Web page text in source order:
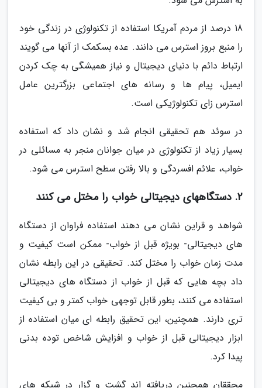
18 درصد از مردم آمریکا استفاده از تکنولوژی در زندگی خود
را منبع بروز استرس می دانند. عده بسکمک از آنها می گویند
ارتباط دائم با دنیای دیجیتال و نیاز همیشگی به چک کردن
ایمیل، پیام ها و رسانه های اجتماعی بزرگترین عامل
استرس زای تکنولوژیکی است.
در سوئد هم تحقیقی انجام شد و نشان داد که استفاده
بسیار زیاد از تکنولوژی در میان جوانان منجر به مسائلی در
خواب، علائم افسردگی و بالا رفتن سطح استرس می شود.
2. دستگاههای دیجیتالی خواب را مختل می کنند
شواهد و قراین نشان می دهند استفاده فراوان از دستگاه
های دیجیتالی- بویژه قبل از خواب- ممکن است کیفیت و
مدت زمان خواب را مختل کند. تحقیقی در این رابطه نشان
داد بچه هایی که قبل از خواب از دستگاه های دیجیتالی
استفاده می کنند، بطور قابل توجهی خواب کمتر و بی کیفیت
تری دارند. همچنین، این تحقیق رابطه ای میان استفاده از
ابزار دیجیتالی قبل از خواب و افزایش شاخص توده بدنی
پیدا کرد.
محققان همچنین دریافته اند گشت و گزار در شبکه های